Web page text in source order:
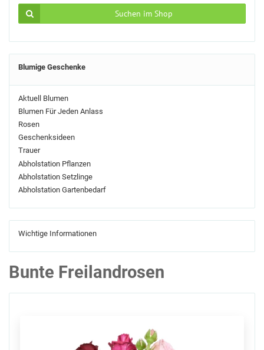
Suchen im Shop
Blumige Geschenke
Aktuell Blumen
Blumen Für Jeden Anlass
Rosen
Geschenksideen
Trauer
Abholstation Pflanzen
Abholstation Setzlinge
Abholstation Gartenbedarf
Wichtige Informationen
Bunte Freilandrosen